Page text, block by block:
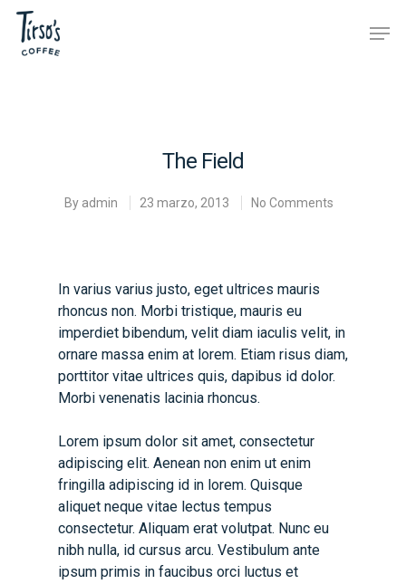
The Field
By admin 23 marzo, 2013 No Comments
In varius varius justo, eget ultrices mauris
rhoncus non. Morbi tristique, mauris eu
imperdiet bibendum, velit diam iaculis velit, in
ornare massa enim at lorem. Etiam risus diam,
porttitor vitae ultrices quis, dapibus id dolor.
Morbi venenatis lacinia rhoncus.
Lorem ipsum dolor sit amet, consectetur
adipiscing elit. Aenean non enim ut enim
fringilla adipiscing id in lorem. Quisque
aliquet neque vitae lectus tempus
consectetur. Aliquam erat volutpat. Nunc eu
nibh nulla, id cursus arcu. Vestibulum ante
ipsum primis in faucibus orci luctus et